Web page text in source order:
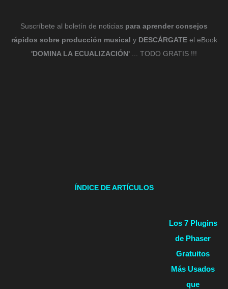
Suscríbete al boletín de noticias para aprender consejos
rápidos sobre producción musical y DESCÁRGATEel eBook
'DOMINA LA ECUALIZACIÓN' ... TODO GRATIS !!!
ÍNDICE DE ARTÍCULOS
Los 7 Plugins
de Phaser
Gratuitos
Más Usados
que